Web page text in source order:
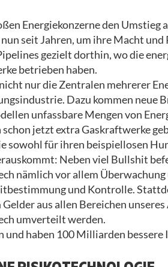
Energiekonzerne den Umstieg
seit Jahren, um ihre Macht und
gezielt dorthin, wo die
betrieben haben.
nur die Zentralen mehrerer
Dazu kommen neue
unfassbare Mengen von
jetzt extra Gaskraftwerke
für ihren beispiellosen
Neben viel Bullshit
nämlich vor allem Überwachung
und Kontrolle.
aus allen Bereichen
umverteilt werden.
und haben 100 Milliarden